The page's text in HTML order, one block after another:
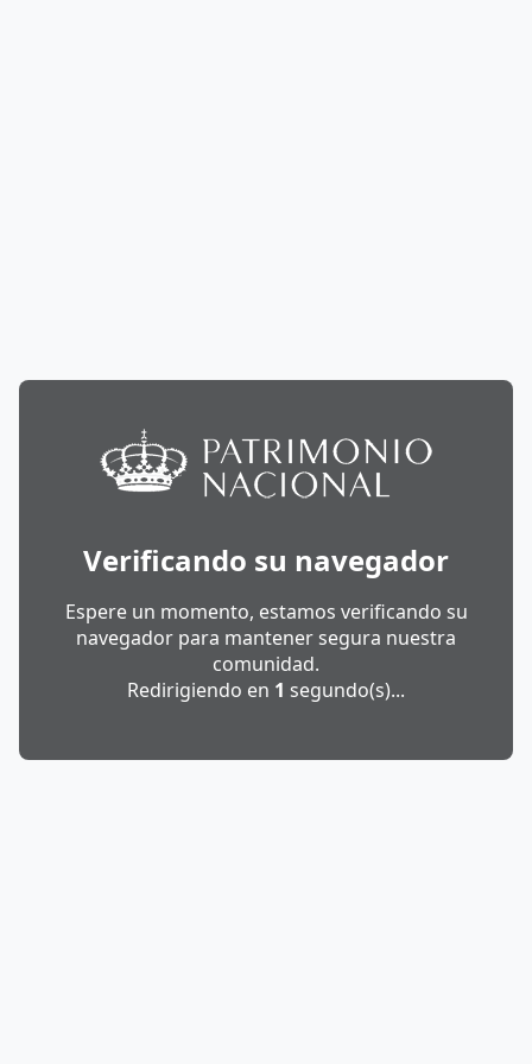
Verificando su navegador
Espere un momento, estamos verificando su
navegador para mantener segura nuestra
comunidad.
Redirigiendo en 1 segundo(s)...